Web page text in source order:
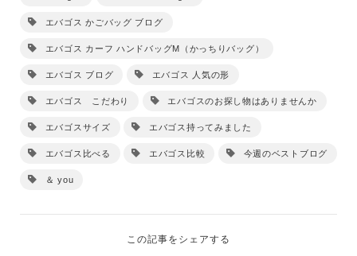
エバゴス かごバッグ ブログ
エバゴス カーフ ハンドバッグM（かっちりバッグ）
エバゴス ブログ エバゴス 人気の形
エバゴス こだわり エバゴスのお探し物はありませんか
エバゴスサイズ エバゴス持ってみました
エバゴス比べる エバゴス比較 今週のベストブログ
＆ you
この記事をシェアする